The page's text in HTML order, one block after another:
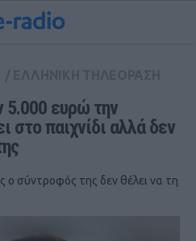
ευρώ την
στο παιχνίδι αλλά δεν
σύντροφός της δεν θέλει να τη